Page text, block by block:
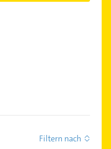
Filtern nach